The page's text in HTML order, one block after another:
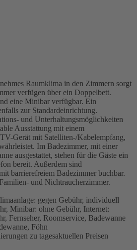
Raumklima in den Zimmern sorgt
verfügen über ein Doppelbett.
eine Minibar verfügbar. Ein
zur Standardeinrichtung.
und Unterhaltungsmöglichkeiten
Ausstattung mit einem
Gerät mit Satelliten-/Kabelempfang,
Im Badezimmer, mit einer
ausgestattet, stehen für die Gäste ein
bereit. Außerdem sind
barrierefreiem Badezimmer buchbar.
und Nichtraucherzimmer.
gegen Gebühr, individuell
Minibar: ohne Gebühr, Internet:
Fernseher, Roomservice, Badewanne
Föhn
zu tagesaktuellen Preisen